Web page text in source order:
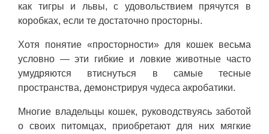
как тигры и львы, с удовольствием прячутся в
коробках, если те достаточно просторны.
Хотя понятие «просторности» для кошек весьма
условно — эти гибкие и ловкие животные часто
умудряются втиснуться в самые тесные
пространства, демонстрируя чудеса акробатики.
Многие владельцы кошек, руководствуясь заботой
о своих питомцах, приобретают для них мягкие